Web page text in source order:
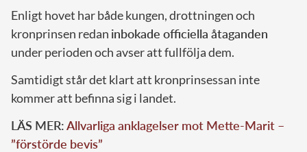
Enligt hovet har både kungen, drottningen och
kronprinsen redan inbokade officiella åtaganden
under perioden och avser att fullfölja dem.
Samtidigt står det klart att kronprinsessan inte
kommer att befinna sig i landet.
LÄS MER:Allvarliga anklagelser mot Mette-Marit –
”förstörde bevis”